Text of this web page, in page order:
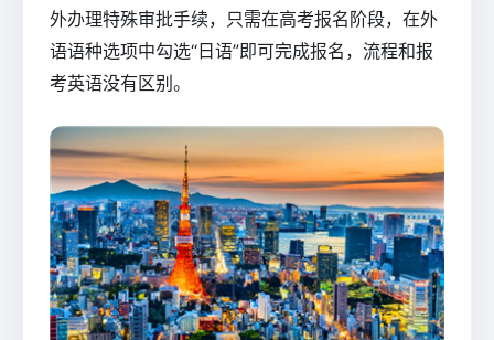
外办理特殊审批手续，只需在高考报名阶段，在外
语语种选项中勾选“日语”即可完成报名，流程和报
考英语没有区别。